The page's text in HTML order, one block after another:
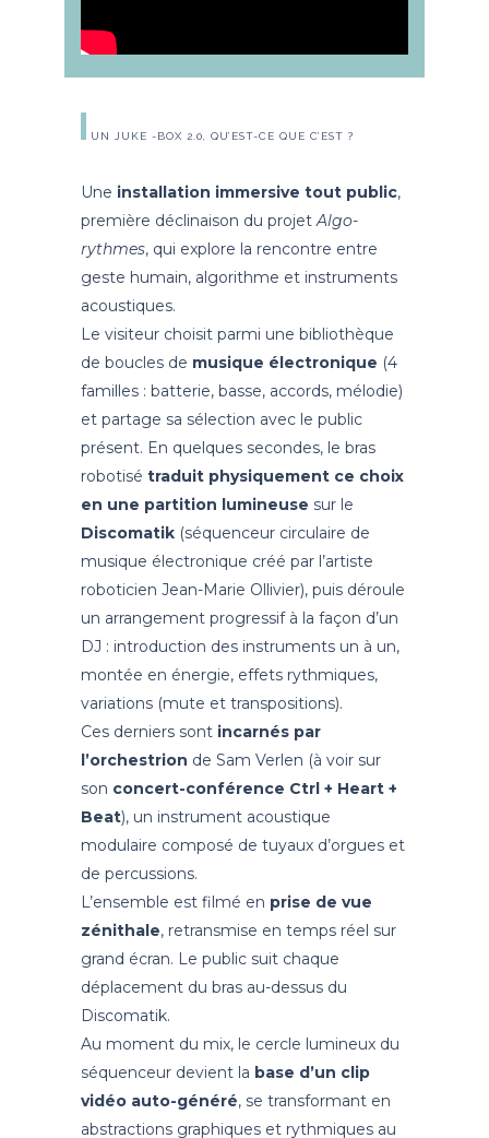
UN JUKE -BOX 2.0, QU’EST-CE QUE C’EST ?
Une installation immersive tout public,
première déclinaison du projetAlgo-
rythmes, qui explore la rencontre entre
geste humain, algorithme et instruments
acoustiques.
Le visiteur choisit parmi une bibliothèque
de boucles de musique électronique (4
familles : batterie, basse, accords, mélodie)
et partage sa sélection avec le public
présent. En quelques secondes, le bras
robotisé traduit physiquement ce choix
en une partition lumineuse sur le
Discomatik (séquenceur circulaire de
musique électronique créé par l’artiste
roboticien Jean-Marie Ollivier), puis déroule
un arrangement progressif à la façon d’un
DJ : introduction des instruments un à un,
montée en énergie, effets rythmiques,
variations (mute et transpositions).
Ces derniers sont incarnés par
l’orchestrion de Sam Verlen (à voir sur
son concert-conférence Ctrl + Heart +
Beat), un instrument acoustique
modulaire composé de tuyaux d’orgues et
de percussions.
L’ensemble est filmé en prise de vue
zénithale, retransmise en temps réel sur
grand écran. Le public suit chaque
déplacement du bras au-dessus du
Discomatik.
Au moment du mix, le cercle lumineux du
séquenceur devient la base d’un clip
vidéo auto-généré, se transformant en
abstractions graphiques et rythmiques au